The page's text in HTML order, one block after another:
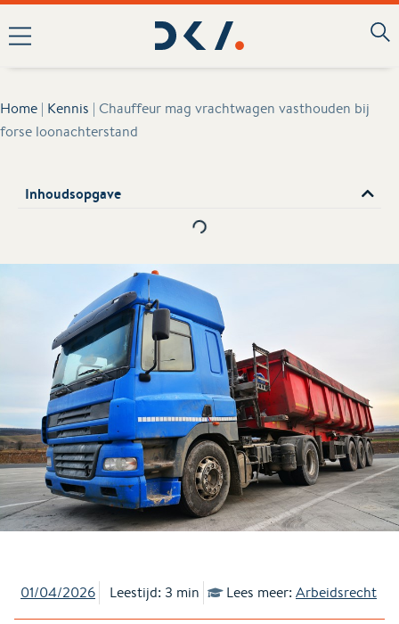
Home | Kennis | Chauffeur mag vrachtwagen vasthouden bij
forse loonachterstand
Inhoudsopgave
01/04/2026 Leestijd: 3 min Lees meer: Arbeidsrecht